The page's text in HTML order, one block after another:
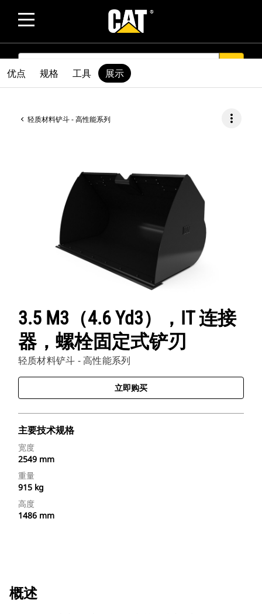
SEARCH
轻质材料铲斗 - 高性能系列 more_vert
3.5 M3（4.6 Yd3），IT 连接
器，螺栓固定式铲刃
轻质材料铲斗 - 高性能系列
立即购买
主要技术规格
宽度
2549 mm
重量
915 kg
高度
1486 mm
优点 规格 工具 展示
概述